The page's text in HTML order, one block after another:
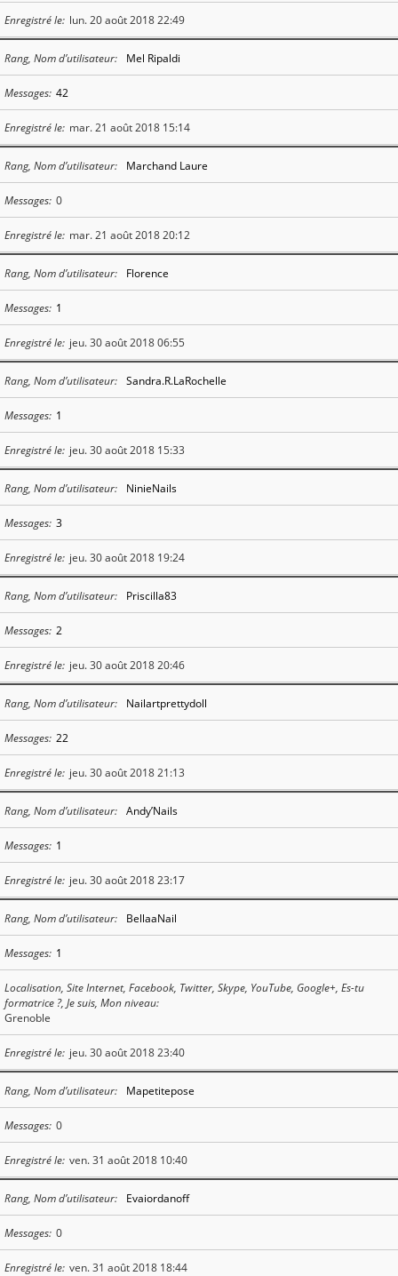
Enregistré le lun. 20 août 2018 22:49
Rang, Nom d’utilisateur Mel Ripaldi
Messages 42
Enregistré le mar. 21 août 2018 15:14
Rang, Nom d’utilisateur Marchand Laure
Messages 0
Enregistré le mar. 21 août 2018 20:12
Rang, Nom d’utilisateur Florence
Messages 1
Enregistré le jeu. 30 août 2018 06:55
Rang, Nom d’utilisateur Sandra.R.LaRochelle
Messages 1
Enregistré le jeu. 30 août 2018 15:33
Rang, Nom d’utilisateur NinieNails
Messages 3
Enregistré le jeu. 30 août 2018 19:24
Rang, Nom d’utilisateur Priscilla83
Messages 2
Enregistré le jeu. 30 août 2018 20:46
Rang, Nom d’utilisateur Nailartprettydoll
Messages 22
Enregistré le jeu. 30 août 2018 21:13
Rang, Nom d’utilisateur Andy’Nails
Messages 1
Enregistré le jeu. 30 août 2018 23:17
Rang, Nom d’utilisateur BellaaNail
Messages 1
Localisation, Site Internet, Facebook, Twitter, Skype, YouTube, Google+, Es-tu
formatrice ?, Je suis, Mon niveau
Grenoble
Enregistré le jeu. 30 août 2018 23:40
Rang, Nom d’utilisateur Mapetitepose
Messages 0
Enregistré le ven. 31 août 2018 10:40
Rang, Nom d’utilisateur Evaiordanoff
Messages 0
Enregistré le ven. 31 août 2018 18:44